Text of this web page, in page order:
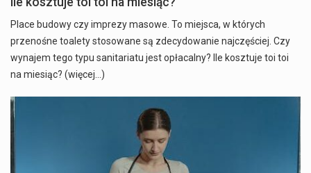
Place budowy czy imprezy masowe. To miejsca, w których
przenośne toalety stosowane są zdecydowanie najczęściej. Czy
wynajem tego typu sanitariatu jest opłacalny? Ile kosztuje toi toi
na miesiąc? (więcej…)